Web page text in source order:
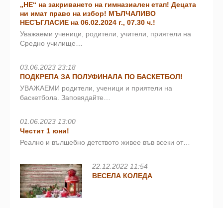
„НЕ“ на закриването на гимназиален етап! Децата
ни имат право на избор! МЪЛЧАЛИВО
НЕСЪГЛАСИЕ на 06.02.2024 г., 07.30 ч.!
Уважаеми ученици, родители, учители, приятели на
Средно училище…
03.06.2023 23:18
ПОДКРЕПА ЗА ПОЛУФИНАЛА ПО БАСКЕТБОЛ!
УВАЖАЕМИ родители, ученици и приятели на
баскетбола. Заповядайте…
01.06.2023 13:00
Честит 1 юни!
Реално и вълшебно детството живее във всеки от…
22.12.2022 11:54
ВЕСЕЛА КОЛЕДА